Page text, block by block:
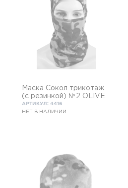
Маска Сокол трикотаж.
(с резинкой) №2 OLIVE
АРТИКУЛ: 4416
НЕТ В НАЛИЧИИ